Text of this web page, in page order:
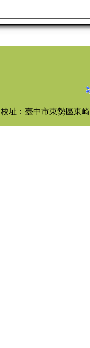
校址：臺中市東勢區東